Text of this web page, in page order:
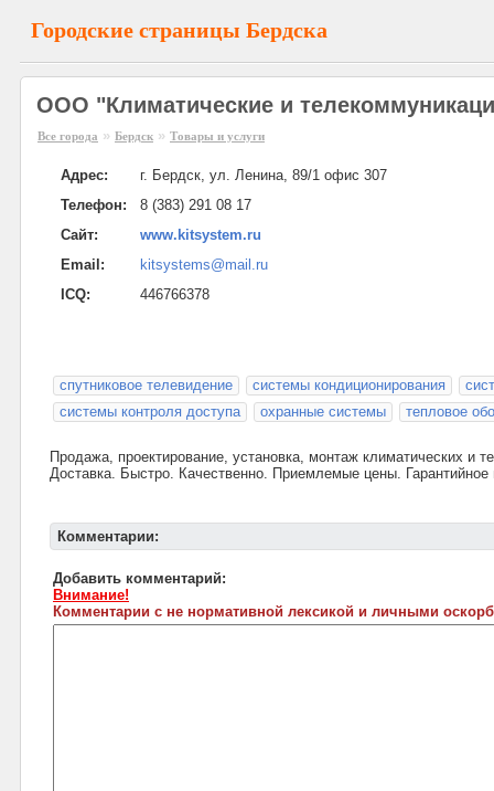
Городские страницы Бердска
ООО "Климатические и
Все города » Бердск » Товары и услуги
Адрес:
г. Бердск, ул. Ленина, 89/1 офис 307
Телефон:
8 (383) 291 08 17
Сайт:
www.kitsystem.ru
Email:
kitsystems@mail.ru
ICQ:
446766378
спутниковое телевидение системы кондиционирования
системы контроля доступа
охранные системы тепловое
Продажа, проектирование, установка, монтаж климатических и
Доставка. Быстро. Качественно. Приемлемые цены. Гарантийное
Комментарии:
Добавить комментарий:
Внимание!
Комментарии с не нормативной лексикой и личными